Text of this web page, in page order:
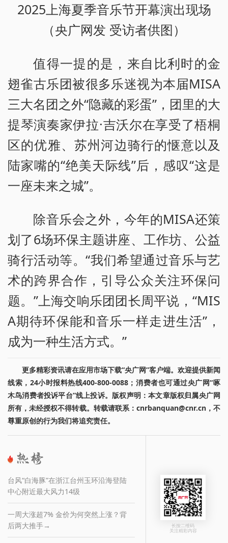
2025上海夏季音乐节开幕演出现场
（央广网发 受访者供图）
值得一提的是，来自比利时的金
翅雀古乐团被很多乐迷视为本届MISA
三大名团之外“隐藏的彩蛋”，团里的大
提琴演奏家伊拉·吉沃尔在享受了梧桐
区的优雅、苏州河边骑行的惬意以及
陆家嘴的“绝美天际线”后，感叹“这是
一座未来之城”。
除音乐会之外，今年的MISA还策
划了6场环保主题讲座、工作坊、公益
骑行活动等。“我们希望通过音乐与艺
术的跨界合作，引导公众关注环保问
题。”上海交响乐团团长周平说，“MIS
A期待环保能和音乐一样走进生活”，
成为一种生活方式。”
更多精彩资讯请在应用市场下载“央广网”客户端。欢迎提供新闻
线索，24小时报料热线400-800-0088；消费者也可通过央广网“啄
木鸟消费者投诉平台”线上投诉。版权声明：本文章版权归属央广网
所有，未经授权不得转载。转载请联系：cnrbanquan@cnr.cn，不
尊重原创的行为我们将追究责任。
台风“白海豚”在浙江台州玉环沿海登陆
中心附近最大风力14级
一周大涨超7% 金价为何突然上涨？背
后两大推手→
长按二维码
关注精彩内容